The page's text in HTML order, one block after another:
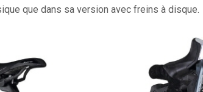
que dans sa version avec freins à disque.